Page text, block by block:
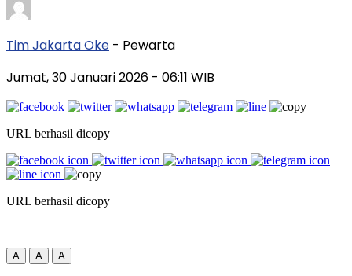
Tim Jakarta Oke - Pewarta
Jumat, 30 Januari 2026 - 06:11 WIB
URL berhasil dicopy
URL berhasil dicopy
A A A